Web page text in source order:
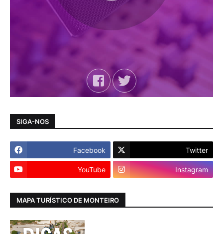
SIGA-NOS
Facebook Twitter
YouTube Instagram
MAPA TURÍSTICO DE MONTEIRO